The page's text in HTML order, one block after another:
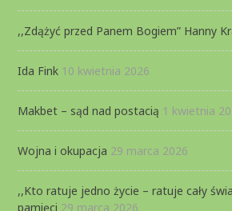
,,Zdążyć przed Panem Bogiem” Hanny
Ida Fink 10 kwietnia 2026
Makbet – sąd nad postacią 1 kwietnia
Wojna i okupacja 29 marca 2026
,,Kto ratuje jedno życie – ratuje cały
pamięci 29 marca 2026